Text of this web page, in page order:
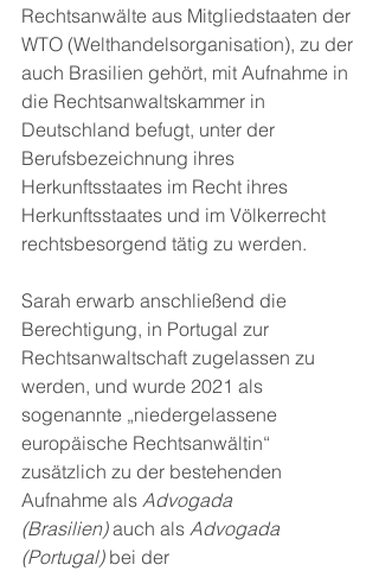
Rechtsanwälte aus Mitgliedstaaten der
WTO (Welthandelsorganisation), zu der
auch Brasilien gehört, mit Aufnahme in
die Rechtsanwaltskammer in
Deutschland befugt, unter der
Berufsbezeichnung ihres
Herkunftsstaates im Recht ihres
Herkunftsstaates und im Völkerrecht
rechtsbesorgend tätig zu werden.
Sarah erwarb anschließend die
Berechtigung, in Portugal zur
Rechtsanwaltschaft zugelassen zu
werden, und wurde 2021 als
sogenannte „niedergelassene
europäische Rechtsanwältin“
zusätzlich zu der bestehenden
Aufnahme als Advogada
(Brasilien) auch als Advogada
(Portugal) bei der